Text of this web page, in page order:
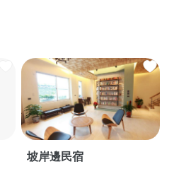
坡岸邊民宿